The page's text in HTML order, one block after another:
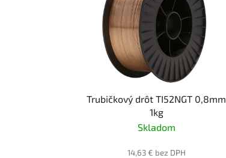
Trubičkový drôt TI52NGT 0,8mm
1kg
Skladom
14,63 € bez DPH